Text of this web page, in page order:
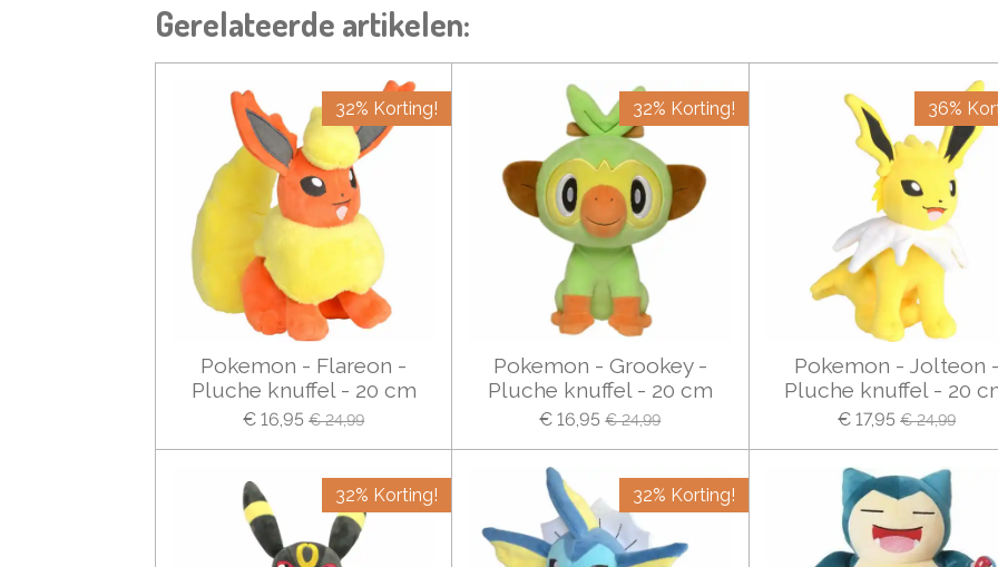
Gerelateerde artikelen:
32% Korting!
Pokemon - Flareon -
Pluche knuffel - 20 cm
€ 16,95 € 24,99
32% Korting!
Pokemon - Grookey -
Pluche knuffel - 20 cm
€ 16,95 € 24,99
36%
Pokemon - Jolteon -
Pluche knuffel - 20
€ 17,95 € 24,99
32% Korting! 32% Korting!